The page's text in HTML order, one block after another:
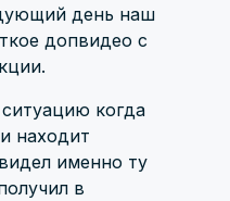
день наш
допвидео с
когда
находит
именно ту
в